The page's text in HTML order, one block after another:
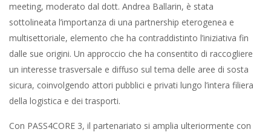
meeting, moderato dal dott. Andrea Ballarin, è stata
sottolineata l’importanza di una partnership eterogenea e
multisettoriale, elemento che ha contraddistinto l’iniziativa fin
dalle sue origini. Un approccio che ha consentito di raccogliere
un interesse trasversale e diffuso sul tema delle aree di sosta
sicura, coinvolgendo attori pubblici e privati lungo l’intera filiera
della logistica e dei trasporti.
Con PASS4CORE 3, il partenariato si amplia ulteriormente con